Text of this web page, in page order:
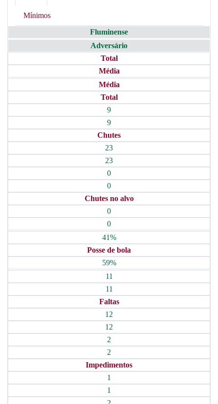
Mínimos
Fluminense
Adversário
Total
Média
Média
Total
9
9
Chutes
23
23
0
0
Chutes no alvo
0
0
41%
Posse de bola
59%
11
11
Faltas
12
12
2
2
Impedimentos
1
1